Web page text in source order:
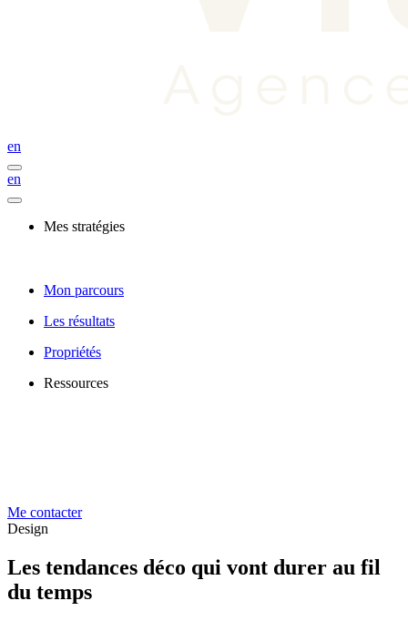
en
en
Mes stratégies
Mon parcours
Les résultats
Propriétés
Ressources
Me contacter
Design
Les tendances déco qui vont durer au fil
du temps